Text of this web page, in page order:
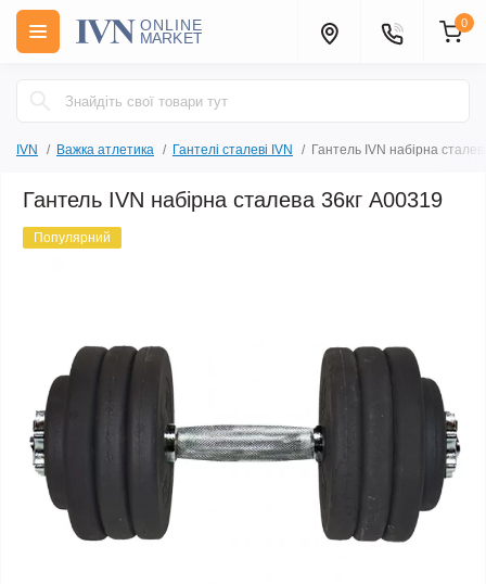
0
IVN Важка атлетика Гантелі сталеві IVN Гантель IVN набірна
Гантель IVN набірна сталева 36кг A00319
Популярний